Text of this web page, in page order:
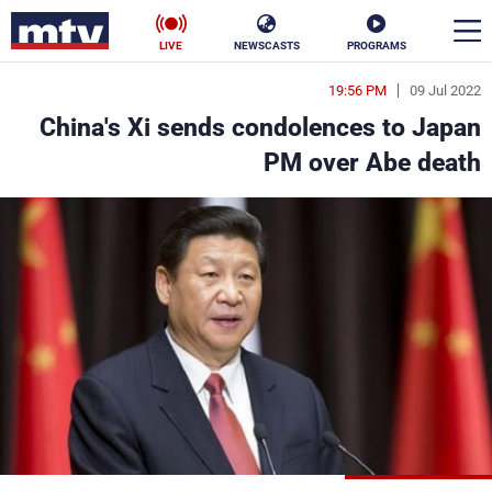
PROGRAMS
NEWSCASTS
LIVE
09 Jul 2022
19:56 PM
China's Xi sends condolences to Japan
PM over Abe death
en
الأخبار
سياسة ناس
إقتصاد فن
منوعات رياضة
كأس العالم
جدول البرامج